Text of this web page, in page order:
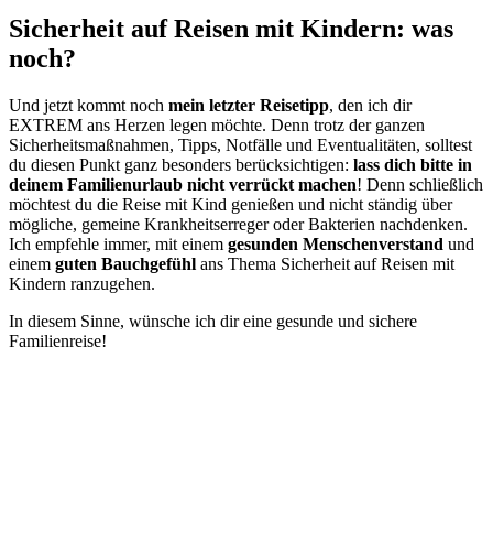
Sicherheit auf Reisen mit Kindern: was
noch?
Und jetzt kommt noch mein letzter Reisetipp, den ich dir
EXTREM ans Herzen legen möchte. Denn trotz der ganzen
Sicherheitsmaßnahmen, Tipps, Notfälle und Eventualitäten, solltest
du diesen Punkt ganz besonders berücksichtigen: lass dich bitte in
deinem Familienurlaub nicht verrückt machen! Denn schließlich
möchtest du die Reise mit Kind genießen und nicht ständig über
mögliche, gemeine Krankheitserreger oder Bakterien nachdenken.
Ich empfehle immer, mit einem gesunden Menschenverstand und
einem guten Bauchgefühl ans Thema Sicherheit auf Reisen mit
Kindern ranzugehen.
In diesem Sinne, wünsche ich dir eine gesunde und sichere
Familienreise!